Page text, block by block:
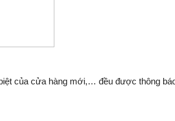
của cửa hàng mới,… đều được thông